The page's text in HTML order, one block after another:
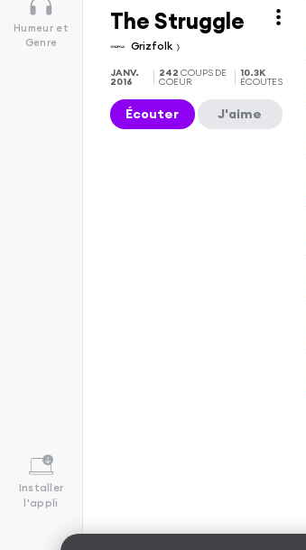
Humeur et
Genre
Installer
l'appli
The Struggle
Grizfolk
JANV.
2016
242COUPS DE
COEUR
10.3K
ÉCOUTES
Écouter J'aime